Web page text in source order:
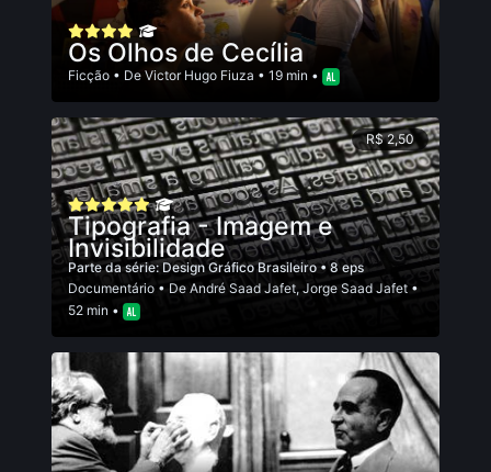
Os Olhos de Cecília
Ficção • De Victor Hugo Fiuza • 19 min •
R$ 2,50
Tipografia - Imagem e
Invisibilidade
Parte da série:Design Gráfico Brasileiro• 8 eps
Documentário • De André Saad Jafet, Jorge Saad Jafet •
52 min •